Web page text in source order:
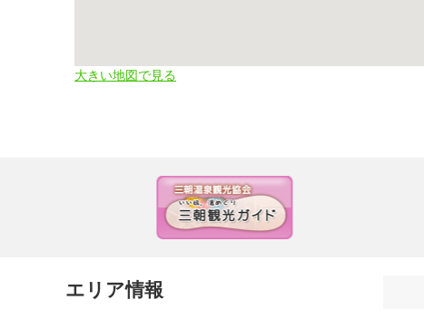
大きい地図で見る
エリア情報